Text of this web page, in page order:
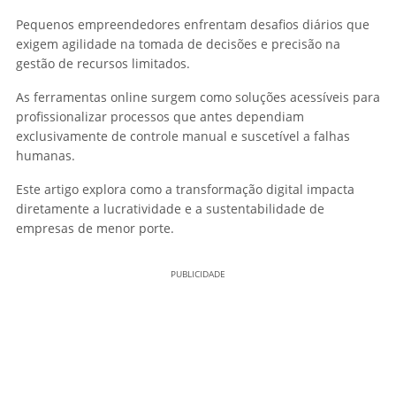
Pequenos empreendedores enfrentam desafios diários que
exigem agilidade na tomada de decisões e precisão na
gestão de recursos limitados.
As ferramentas online surgem como soluções acessíveis para
profissionalizar processos que antes dependiam
exclusivamente de controle manual e suscetível a falhas
humanas.
Este artigo explora como a transformação digital impacta
diretamente a lucratividade e a sustentabilidade de
empresas de menor porte.
PUBLICIDADE